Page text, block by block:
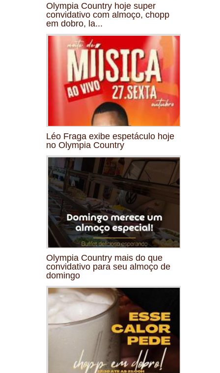
Olympia Country hoje super
convidativo com almoço, chopp
em dobro, la...
Léo Fraga exibe espetáculo hoje
no Olympia Country
Olympia Country mais do que
convidativo para seu almoço de
domingo